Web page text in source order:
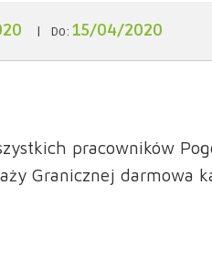
| Do: 15/04/2020
pracowników
Granicznej darmowa